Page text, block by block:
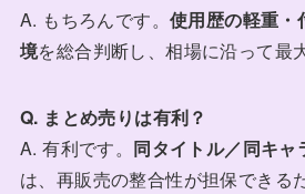
A. もちろんです。 使用歴の軽重・
境を総合判断し、相場に沿って最
Q. まとめ売りは有利？
A. 有利です。 同タイトル／同キ
は、再販売の整合性が担保できる